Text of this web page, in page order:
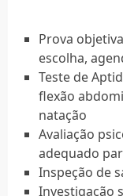
Prova
escolha,
Teste de
flexão
natação
Avaliação
adequado
Inspeção de
Investigação